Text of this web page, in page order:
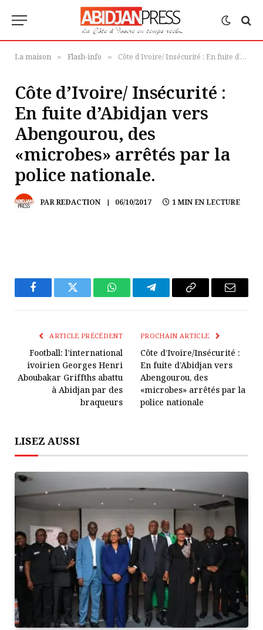
La maison » Flash-info » Côte d’Ivoire/ Insécurité : En fuite d’Abidjan vers Abengourou, des «microbes» arrêtés par la police nationale.
Côte d’Ivoire/ Insécurité :
En fuite d’Abidjan vers
Abengourou, des
«microbes» arrêtés par la
police nationale.
PARREDACTION 06/10/2017 1 MIN EN LECTURE
FacebookTwitter WhatsAppTélégrammeCopier
Lien
E-
ARTICLE PRÉCÉDENT
Football: l’international
ivoirien Georges Henri
Aboubakar Griffths abattu
à Abidjan par des
braqueurs
PROCHAIN ARTICLE
Côte d’Ivoire/Insécurité :
En fuite d’Abidjan vers
Abengourou, des
«microbes» arrêtés par la
police nationale
LISEZ AUSSI